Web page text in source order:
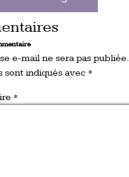
e-mail ne sera pas publiée.
sont indiqués avec *
*